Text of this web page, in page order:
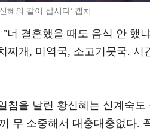
혜의 같이 삽시다’ 캡처
결혼했을 때도 음식 안 했
찌개, 미역국, 소고기뭇국. 시
침을 날린 황신혜는 신계숙도
무 소중해서 대충대충없다.